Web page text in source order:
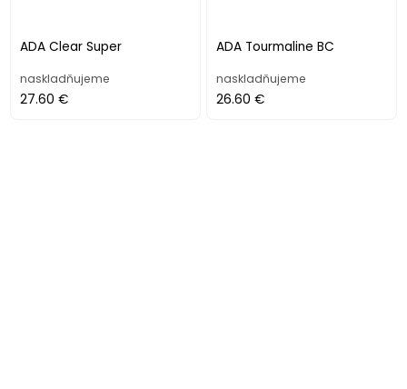
ADA Clear Super
naskladňujeme
27.60 €
ADA Tourmaline BC
naskladňujeme
26.60 €